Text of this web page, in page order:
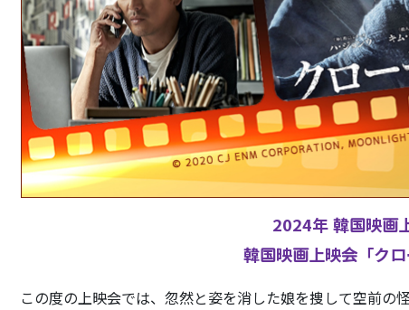
2024年 韓国映画
韓国映画上映会「クロ
この度の上映会では、忽然と姿を消した娘を捜して空前の